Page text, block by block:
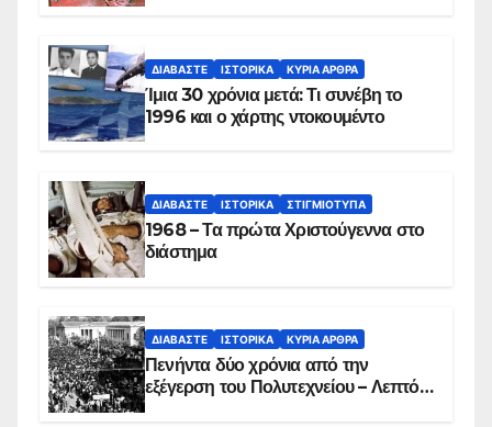
ΔΙΑΒΆΣΤΕ ΙΣΤΟΡΙΚΆ ΚΥΡΙΑ ΑΡΘΡΑ
Ίμια 30 χρόνια μετά: Τι συνέβη το
1996 και ο χάρτης ντοκουμέντο
ΔΙΑΒΆΣΤΕ ΙΣΤΟΡΙΚΆ ΣΤΙΓΜΙΌΤΥΠΑ
1968 – Τα πρώτα Χριστούγεννα στο
διάστημα
ΔΙΑΒΆΣΤΕ ΙΣΤΟΡΙΚΆ ΚΥΡΙΑ ΑΡΘΡΑ
Πενήντα δύο χρόνια από την
εξέγερση του Πολυτεχνείου – Λεπτό